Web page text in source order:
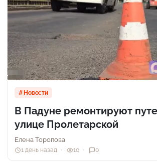
Новости
В Падуне ремонтируют
улице Пролетарской
Елена Торопова
1 день назад 10 0